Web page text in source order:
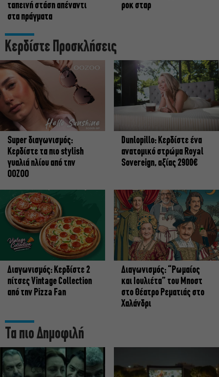
ταπεινή στάση απέναντι
στα πράγματα
ροκ σταρ
Κερδίστε Προσκλήσεις
Super διαγωνισμός:
Κερδίστε τα πιο stylish
γυαλιά ηλίου από την
OOZOO
Dunlopillo: Κερδίστε ένα
ανατομικό στρώμα Royal
Sovereign, αξίας 2900€
Διαγωνισμός: Κερδίστε 2
πίτσες Vintage Collection
από την Pizza Fan
Διαγωνισμός: “Ρωμαίος
και Ιουλιέτα” του Μποστ
στο Θέατρο Ρεματιάς στο
Χαλάνδρι
Τα πιο Δημοφιλή